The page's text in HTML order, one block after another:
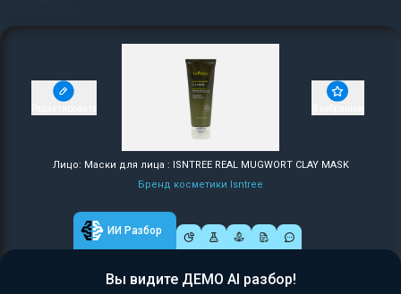
Лицо: Маски для лица : ISNTREE REAL MUGWORT CLAY MASK
Бренд косметики Isntree
ИИ Разбор
Вы видите ДЕМО AI разбор!